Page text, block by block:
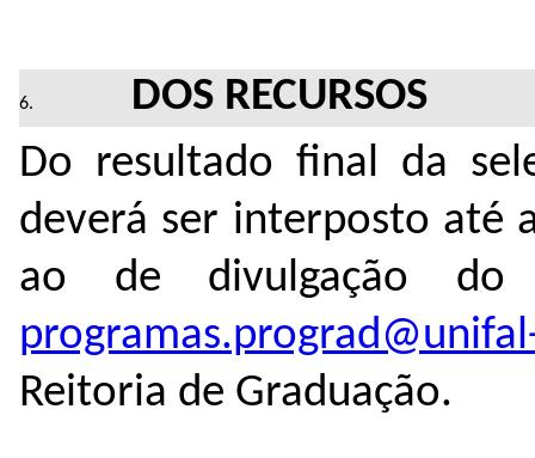
DOS RECURSOS
Do resultado final da
deverá ser interposto até
ao de divulgação
p
Reitoria de Graduação.